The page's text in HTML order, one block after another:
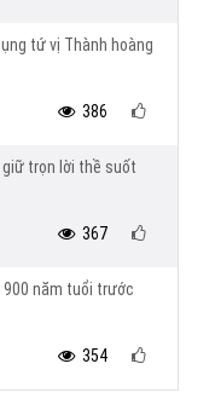
tứ vị Thành hoàng
386
giữ trọn lời thề suốt
367
900 năm tuổi trước
354